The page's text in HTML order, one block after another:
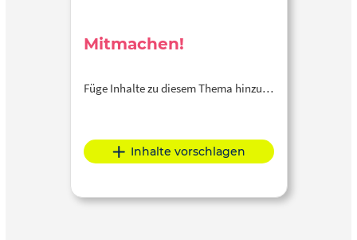
Mitmachen!
Füge Inhalte zu diesem Thema hinzu…
Inhalte vorschlagen